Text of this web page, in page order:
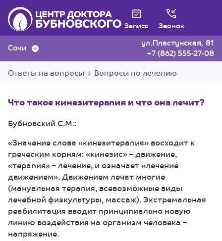
ул.Пластунская, 81
+7 (862) 555-27-08
Запись Звонок
Сочи
Ответы на вопросы
Вопросы по лечению
Что такое кинезитерапия и что она лечит?
Бубновский С.М.:
«Значение слова «кинезитерапия» восходит к
греческим корням: «кинезис» – движение,
«терапия» – лечение, и означает «лечение
движением». Движением лечат многие
(мануальная терапия, всевозможные виды
лечебной физкультуры, массаж). Экстремальная
реабилитация вводит принципиально новую
линию воздействия на организм человека –
напряжение.